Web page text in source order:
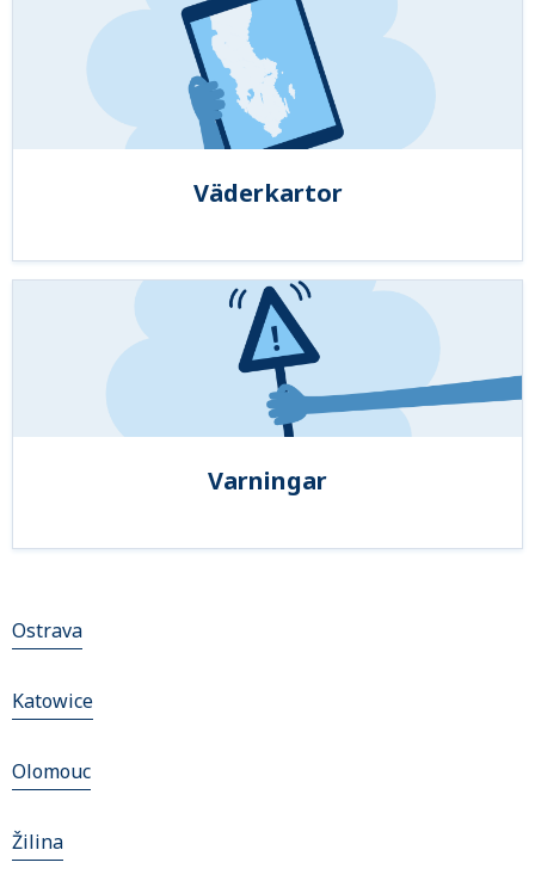
Väderkartor
Varningar
Ostrava
Katowice
Olomouc
Žilina